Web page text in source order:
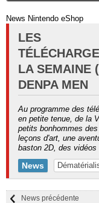
News Nintendo eShop
LES
LA SEMAINE
DENPA MEN
Au programme des
en petite tenue, de la
petits bonhommes
leçons d'art, une
baston 2D, des
News
News précédente